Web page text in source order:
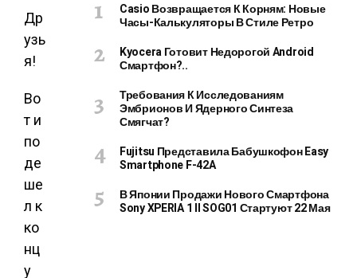
Др
узь
я!
Во
т и
по
де
ше
л к
ко
нц
у
Casio Возвращается К Корням: Новые
Часы-Калькуляторы В Стиле Ретро
Kyocera Готовит Недорогой Android
Смартфон?..
Требования К Исследованиям
Эмбрионов И Ядерного Синтеза
Смягчат?
Fujitsu Представила Бабушкофон Easy
Smartphone F-42A
В Японии Продажи Нового Смартфона
Sony XPERIA 1 II SOG01 Стартуют 22 Мая